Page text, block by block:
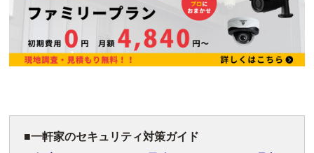
一軒家のセキュリティ対策ガイド